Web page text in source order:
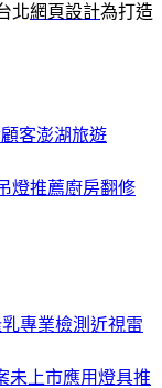
北網頁設計為打造
客澎湖旅遊
燈推薦廚房翻修
專業檢測近視雷
未上市應用燈具推